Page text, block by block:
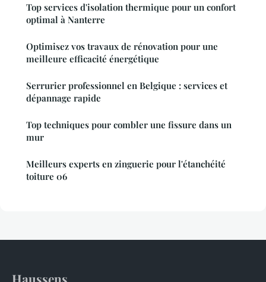
Top services d'isolation thermique pour un confort
optimal à Nanterre
Optimisez vos travaux de rénovation pour une
meilleure efficacité énergétique
Serrurier professionnel en Belgique : services et
dépannage rapide
Top techniques pour combler une fissure dans un
mur
Meilleurs experts en zinguerie pour l'étanchéité
toiture 06
Haussens